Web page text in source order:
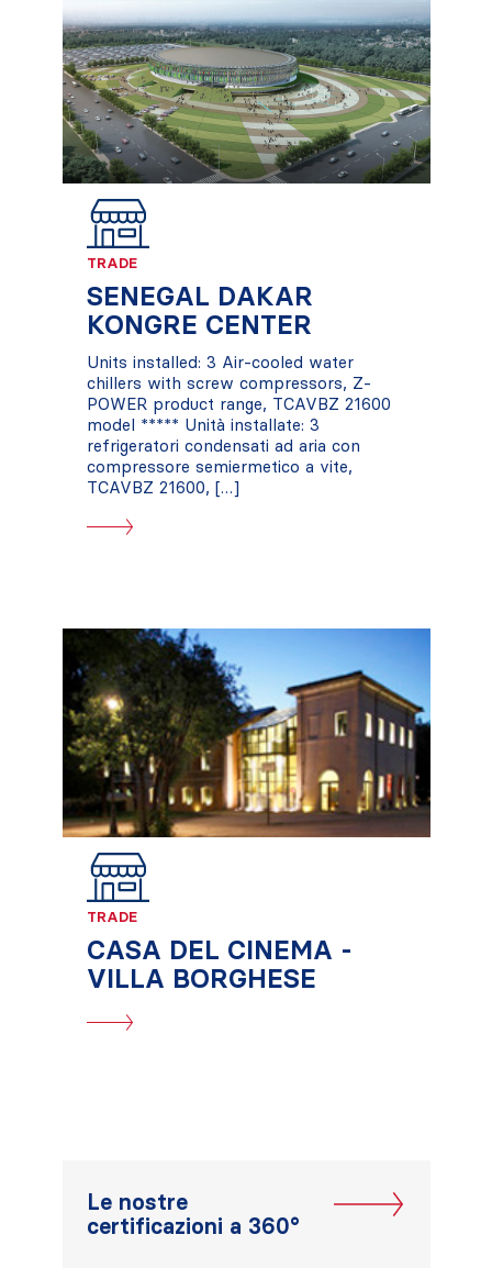
TRADE
SENEGAL DAKAR
KONGRE CENTER
Units installed: 3 Air-cooled water
chillers with screw compressors, Z-
POWER product range, TCAVBZ 21600
model ***** Unità installate: 3
refrigeratori condensati ad aria con
compressore semiermetico a vite,
TCAVBZ 21600, […]
TRADE
CASA DEL CINEMA -
VILLA BORGHESE
Le nostre
certificazioni a 360°